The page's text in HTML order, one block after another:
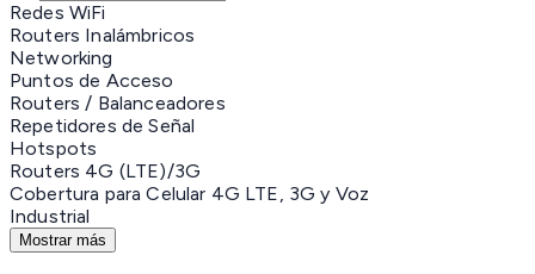
Redes WiFi
Routers Inalámbricos
Networking
Puntos de Acceso
Routers / Balanceadores
Repetidores de Señal
Hotspots
Routers 4G (LTE)/3G
Cobertura para Celular 4G LTE, 3G y Voz
Industrial
Mostrar más